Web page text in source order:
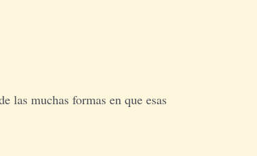
las muchas formas en que esas